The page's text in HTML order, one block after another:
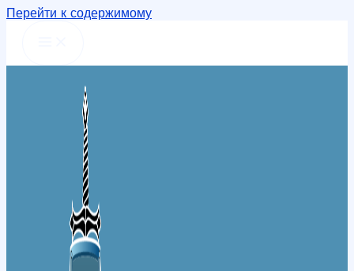
Перейти к содержимому